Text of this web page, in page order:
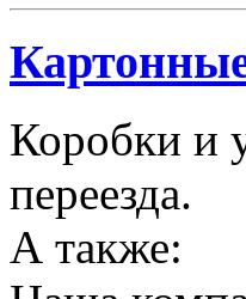
Коробки и
переезда.
А также: